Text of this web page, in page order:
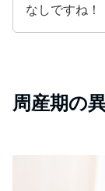
なしですね！
周産期の